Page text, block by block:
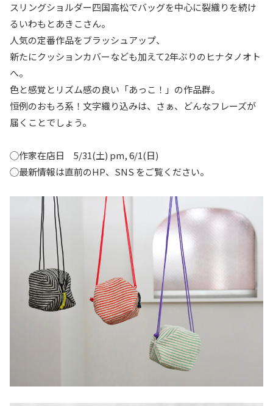
スリングショルダー四国高松でバッグを中心に裂織りを続け
るいわもとあきこさん。
人気の定番作品をブラッシュアップ、
新たにクッションカバーなども加えて2年ぶりのヒナタノオト
へ。
色と感覚とリズム感の良い「あっこ！」の作品群。
恒例のおもろ系！文字織り込みは、さぁ、どんなフレーズが
届くことでしょう。
◯作家在店日 5/31(土) pm,6/1(日)
◯最新情報は直前のHP、SNS をご覧ください。